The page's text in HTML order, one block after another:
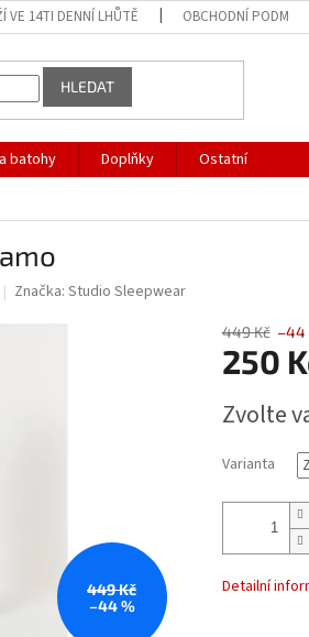
VE 14TI DENNÍ LHŮTĚ OBCHODNÍ PODMÍNKY
HLEDAT
batohy Doplňky
Ostatní
Značka: Studio Sleepwear
449 Kč
–44 %
449 Kč –44
250
cena:
Zvolte
Varianta
Detailní